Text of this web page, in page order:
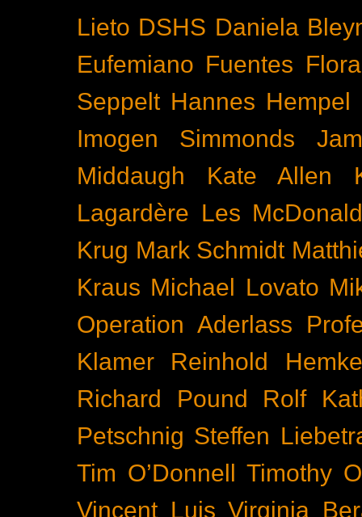
Lieto DSHS Daniela
Eufemiano Fuentes
Seppelt Hannes Hempel
Imogen Simmonds
Middaugh
Kate Allen
Lagardère Les
Krug Mark Schmidt
Kraus Michael Lovato
Operation Aderlass
Klamer
Reinhold
Richard Pound
Rolf
Petschnig Steffen
Tim O’Donnell Timothy
Vincent Luis Virginia